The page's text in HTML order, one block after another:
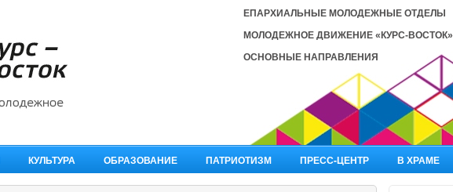
ЕПАРХИАЛЬНЫЕ МОЛОДЕЖНЫЕ ОТДЕЛЫ
МОЛОДЕЖНОЕ ДВИЖЕНИЕ «КУРС-ВОСТОК»
ОСНОВНЫЕ НАПРАВЛЕНИЯ
КУЛЬТУРА ОБРАЗОВАНИЕ ПАТРИОТИЗМ ПРЕСС-ЦЕНТР В ХРАМЕ